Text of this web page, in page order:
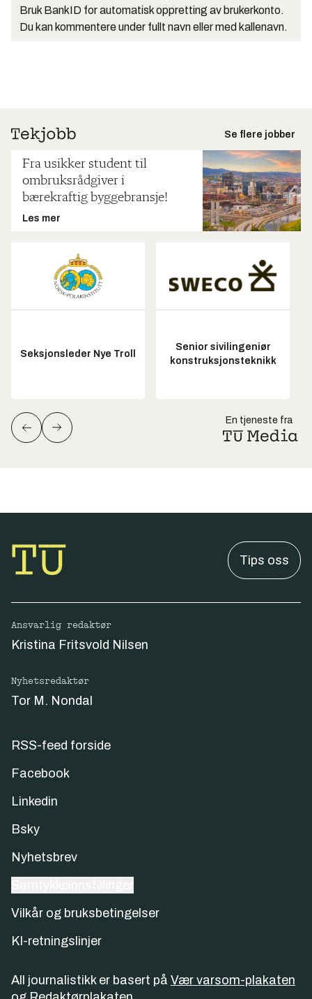
Bruk BankID for automatisk oppretting av brukerkonto.
Du kan kommentere under fullt navn eller med kallenavn.
Se flere jobber
Fra usikker student til
ombruksrådgiver i
bærekraftig byggebransje!
Les mer
Seksjonsleder Nye Troll
Senior sivilingeniør
konstruksjonsteknikk
En tjeneste fra
Tips oss
Ansvarlig redaktør
Kristina Fritsvold Nilsen
Nyhetsredaktør
Tor M. Nondal
RSS-feed forside
Facebook
Linkedin
Bsky
Nyhetsbrev
Vilkår og bruksbetingelser
KI-retningslinjer
All journalistikk er basert på Vær varsom-plakaten